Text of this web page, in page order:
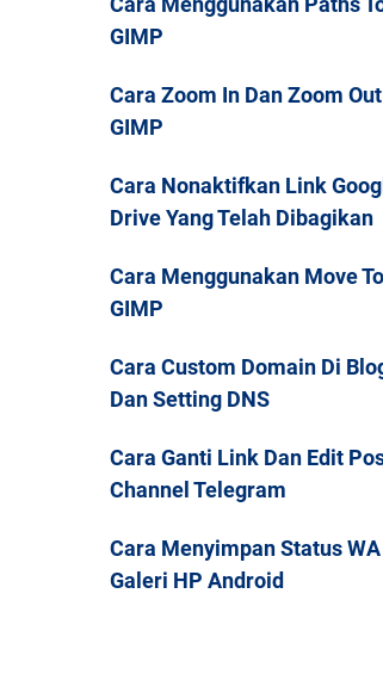
GIMP
Cara Zoom In Dan Zoom
GIMP
Cara Nonaktifkan Link
Drive Yang Telah Dibagikan
Cara Menggunakan Move
GIMP
Cara Custom Domain Di
Dan Setting DNS
Cara Ganti Link Dan Edit
Channel Telegram
Cara Menyimpan Status WA
Galeri HP Android